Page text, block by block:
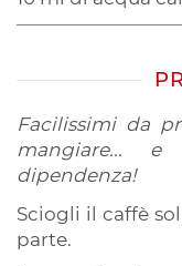
Facilissimi da
mangiare... e
dipendenza!
Sciogli il caffè
parte.